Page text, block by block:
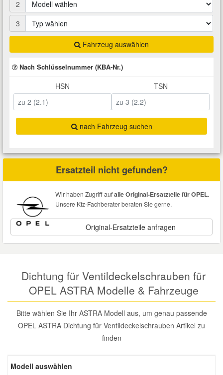
2
3
Fahrzeug auswählen
Nach Schlüsselnummer (KBA-Nr.)
HSN TSN
nach Fahrzeug suchen
Ersatzteil nicht gefunden?
Wir haben Zugriff aufalle Original-Ersatzteile für OPEL.
Unsere Kfz-Fachberater beraten Sie gerne.
Original-Ersatzteile anfragen
Dichtung für Ventildeckelschrauben für
OPEL ASTRA Modelle & Fahrzeuge
Bitte wählen Sie Ihr ASTRA Modell aus, um genau passende
OPEL ASTRA Dichtung für Ventildeckelschrauben Artikel zu
finden
Modell auswählen
Heizung und Klimaanlage
Kraftstoffsystem
Kühlung
Lenkung
Motor
Karosserieteile
Räder und Reifen
Riementrieb
Scheibenreinigung
Zündanlage und Glühanlage
Montage
Reiniger
Rostlöser
Scheibenkleber
Schmiermittel
Total Motoröle
Druckluft Werkzeuge
Fahrwerk Werkzeuge
Halterung Abgasstrang
Handwerkzeuge
Kfz Spezialwerkzeuge
Leitungsverbinder
Motortechnik Werkzeuge
Prüf- und Messwerkzeuge
Reparatur-Zubehör
Glühlampen
Kfz-Pflege
Kofferraumwanne
Ladetechnik für Elektroautos
Marderschutz
Nachrüstwischer
Pannenhilfe
Reifen Zubehör
Schlüsselgehäuse
Winter-Autozubehör
VW Ersatzteile
Abarth Ersatzteile
Alfa Romeo Ersatzteile
Audi Ersatzteile
BMW Ersatzteile
Chevrolet Ersatzteile
Chrysler Ersatzteile
Cupra Ersatzteile
Dodge Ersatzteile
Honda Ersatzteile